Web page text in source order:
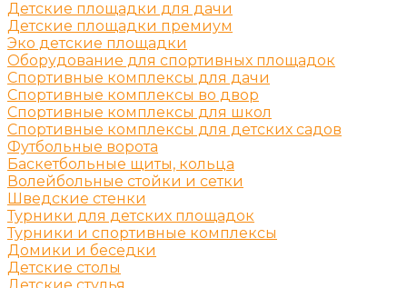
Детские площадки для дачи
Детские площадки премиум
Эко детские площадки
Оборудование для спортивных площадок
Спортивные комплексы для дачи
Спортивные комплексы во двор
Спортивные комплексы для школ
Спортивные комплексы для детских садов
Футбольные ворота
Баскетбольные щиты, кольца
Волейбольные стойки и сетки
Шведские стенки
Турники для детских площадок
Турники и спортивные комплексы
Домики и беседки
Детские столы